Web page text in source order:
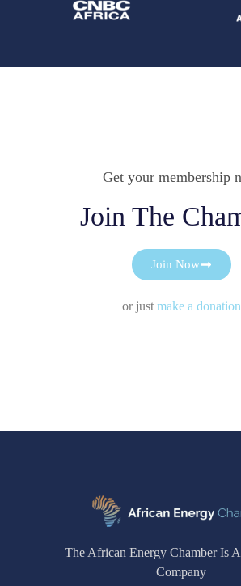
Get your membership
Join The
Join Now
or just make a donation
The African Energy Chamber Is
Company